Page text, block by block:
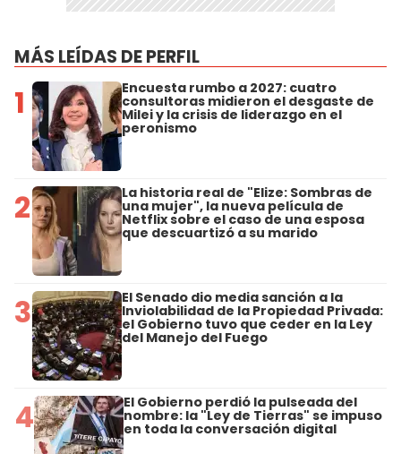
MÁS LEÍDAS DE PERFIL
1 Encuesta rumbo a 2027: cuatro
consultoras midieron el desgaste de
Milei y la crisis de liderazgo en el
peronismo
2 La historia real de "Elize: Sombras de
una mujer", la nueva película de
Netflix sobre el caso de una esposa
que descuartizó a su marido
3 El Senado dio media sanción a la
Inviolabilidad de la Propiedad Privada:
el Gobierno tuvo que ceder en la Ley
del Manejo del Fuego
4 El Gobierno perdió la pulseada del
nombre: la "Ley de Tierras" se impuso
en toda la conversación digital